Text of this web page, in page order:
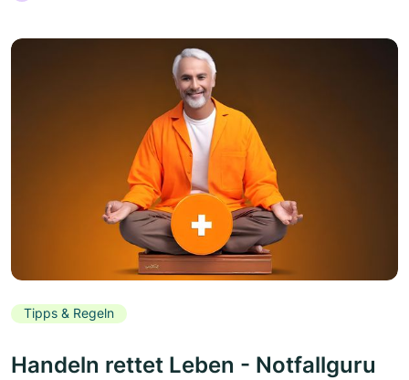
Tipps & Regeln
Handeln rettet Leben - Notfallguru